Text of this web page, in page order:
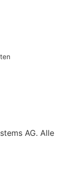
AG. Alle